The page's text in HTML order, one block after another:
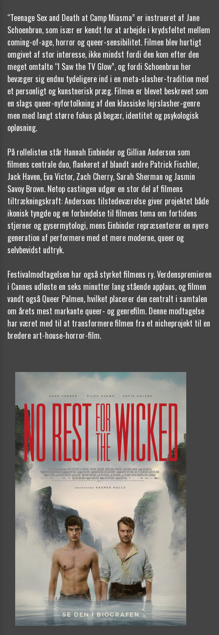
“Teenage Sex and Death at Camp Miasma” er instrueret af Jane
Schoenbrun, som især er kendt for at arbejde i krydsfeltet mellem
coming-of-age, horror og queer-sensibilitet. Filmen blev hurtigt
omgivet af stor interesse, ikke mindst fordi den kom efter den
meget omtalte “I Saw the TV Glow”, og fordi Schoenbrun her
bevæger sig endnu tydeligere ind i en meta-slasher-tradition med
et personligt og kunstnerisk præg. Filmen er blevet beskrevet som
en slags queer-nyfortolkning af den klassiske lejrslasher-genre
men med langt større fokus på begær, identitet og psykologisk
opløsning.
På rollelisten står Hannah Einbinder og Gillian Anderson som
filmens centrale duo, flankeret af blandt andre Patrick Fischler,
Jack Haven, Eva Victor, Zach Cherry, Sarah Sherman og Jasmin
Savoy Brown. Netop castingen udgør en stor del af filmens
tiltrækningskraft: Andersons tilstedeværelse giver projektet både
ikonisk tyngde og en forbindelse til filmens tema om fortidens
stjerner og gysermytologi, mens Einbinder repræsenterer en nyere
generation af performere med et mere moderne, queer og
selvbevidst udtryk.
Festivalmodtagelsen har også styrket filmens ry. Verdenspremieren
i Cannes udløste en seks minutter lang stående applaus, og filmen
vandt også Queer Palmen, hvilket placerer den centralt i samtalen
om årets mest markante queer- og genrefilm. Denne modtagelse
har været med til at transformere filmen fra et nicheprojekt til en
bredere art-house-horror-film.